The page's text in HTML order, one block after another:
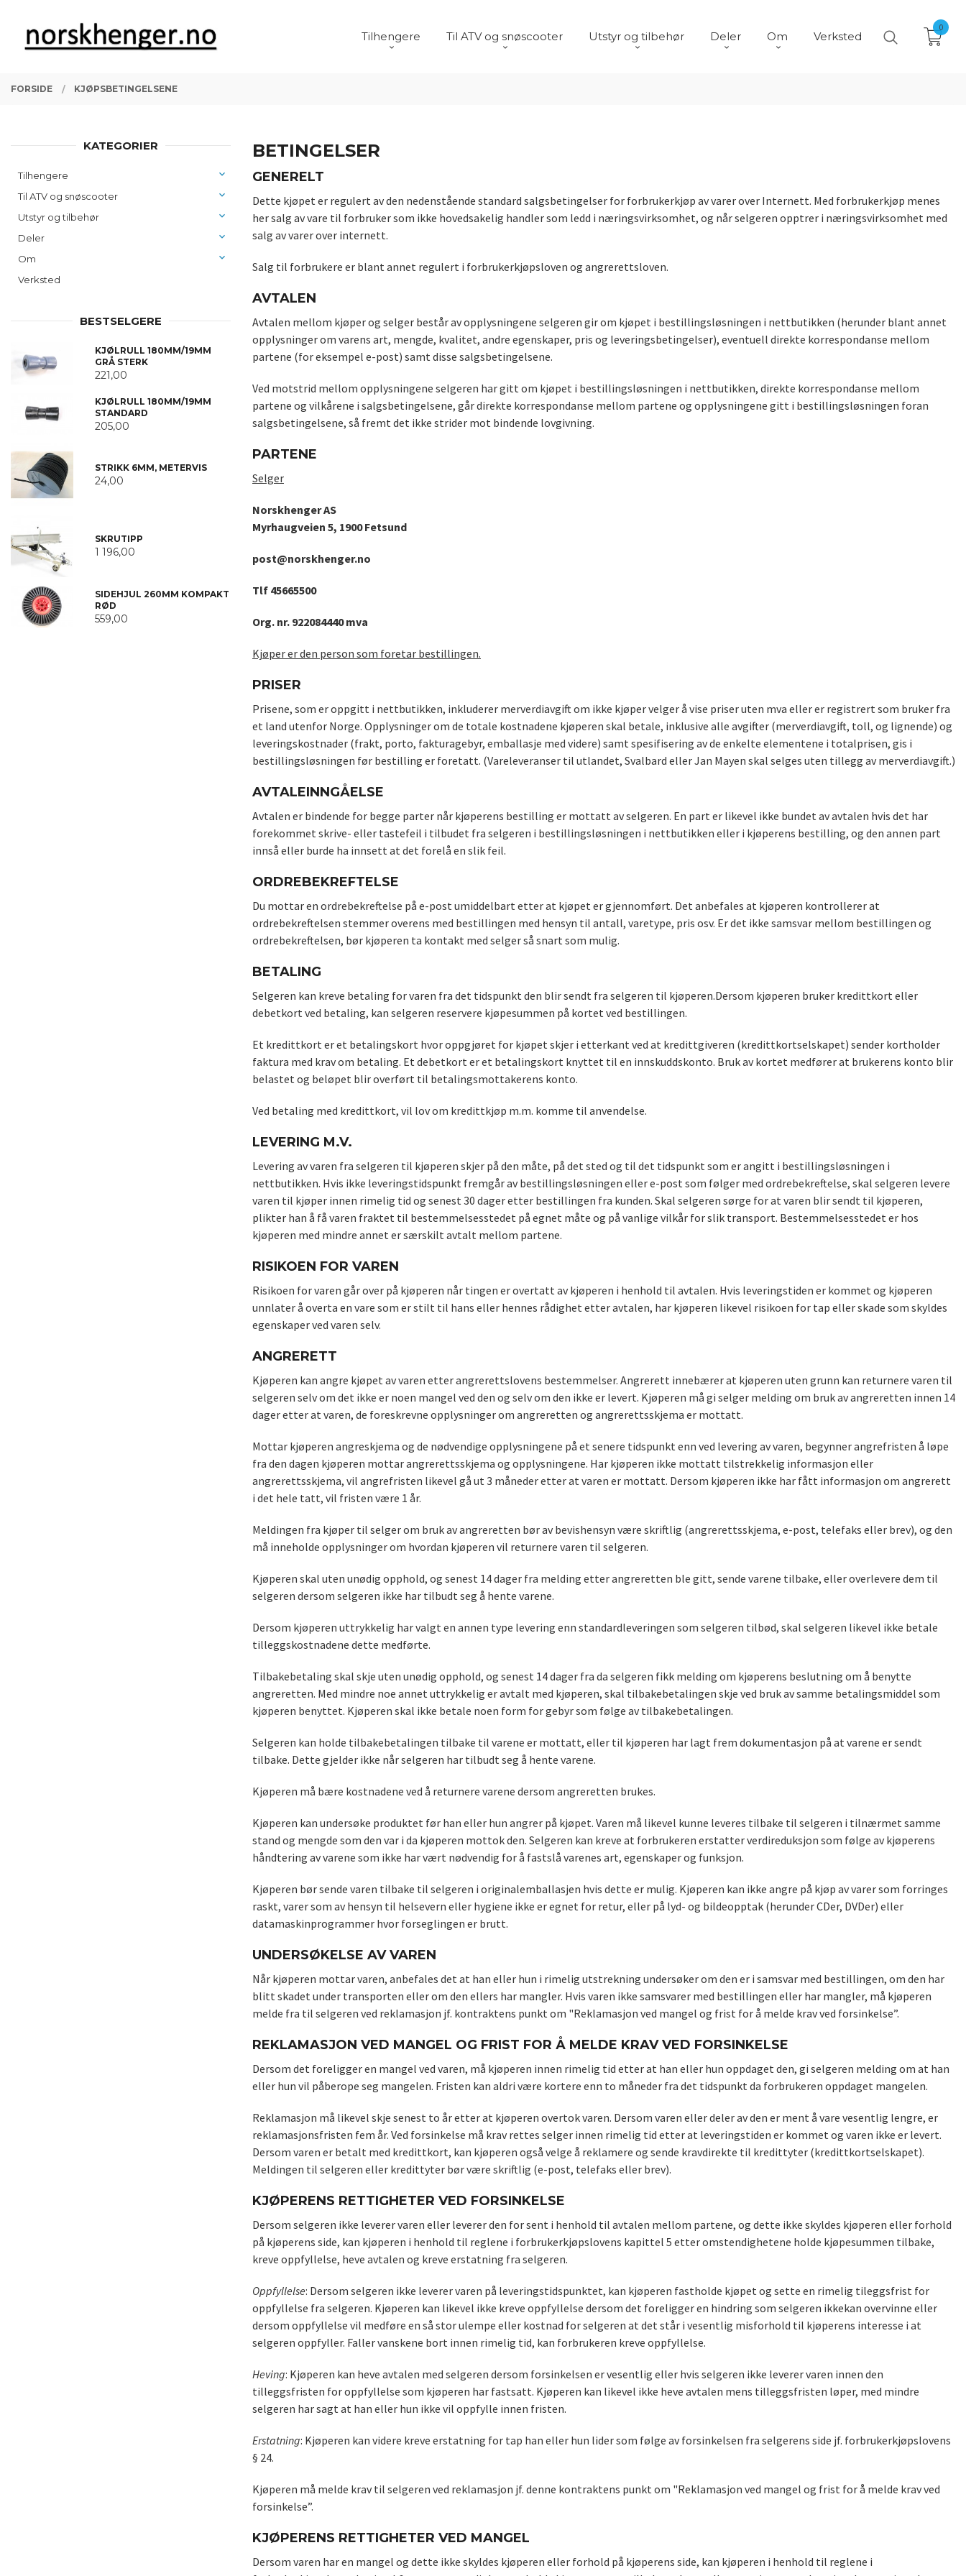
innholdet
PRODUKTER
Tilhengere Til ATV og snøscooter Utstyr og tilbehør Deler Om Verksted
0
FORSIDE KJØPSBETINGELSENE
BETINGELSER
GENERELT
Dette kjøpet er regulert av den nedenstående standard salgsbetingelser for forbrukerkjøp av varer over Internett. Med forbrukerkjøp menes
her salg av vare til forbruker som ikke hovedsakelig handler som ledd i næringsvirksomhet, og når selgeren opptrer i næringsvirksomhet med
salg av varer over internett.
Salg til forbrukere er blant annet regulert i forbrukerkjøpsloven og angrerettsloven.
AVTALEN
Avtalen mellom kjøper og selger består av opplysningene selgeren gir om kjøpet i bestillingsløsningen i nettbutikken (herunder blant annet
opplysninger om varens art, mengde, kvalitet, andre egenskaper, pris og leveringsbetingelser), eventuell direkte korrespondanse mellom
partene (for eksempel e-post) samt disse salgsbetingelsene.
Ved motstrid mellom opplysningene selgeren har gitt om kjøpet i bestillingsløsningen i nettbutikken, direkte korrespondanse mellom
partene og vilkårene i salgsbetingelsene, går direkte korrespondanse mellom partene og opplysningene gitt i bestillingsløsningen foran
salgsbetingelsene, så fremt det ikke strider mot bindende lovgivning.
PARTENE
Selger
Norskhenger AS
Myrhaugveien 5, 1900 Fetsund
post@norskhenger.no
Tlf 45665500
Org. nr. 922084440 mva
Kjøper er den person som foretar bestillingen.
PRISER
Prisene, som er oppgitt i nettbutikken, inkluderer merverdiavgift om ikke kjøper velger å vise priser uten mva eller er registrert som bruker fra
et land utenfor Norge. Opplysninger om de totale kostnadene kjøperen skal betale, inklusive alle avgifter (merverdiavgift, toll, og lignende) og
leveringskostnader (frakt, porto, fakturagebyr, emballasje med videre) samt spesifisering av de enkelte elementene i totalprisen, gis i
bestillingsløsningen før bestilling er foretatt. (Vareleveranser til utlandet, Svalbard eller Jan Mayen skal selges uten tillegg av merverdiavgift.)
AVTALEINNGÅELSE
Avtalen er bindende for begge parter når kjøperens bestilling er mottatt av selgeren. En part er likevel ikke bundet av avtalen hvis det har
forekommet skrive- eller tastefeil i tilbudet fra selgeren i bestillingsløsningen i nettbutikken eller i kjøperens bestilling, og den annen part
innså eller burde ha innsett at det forelå en slik feil.
ORDREBEKREFTELSE
Du mottar en ordrebekreftelse på e-post umiddelbart etter at kjøpet er gjennomført. Det anbefales at kjøperen kontrollerer at
ordrebekreftelsen stemmer overens med bestillingen med hensyn til antall, varetype, pris osv. Er det ikke samsvar mellom bestillingen og
ordrebekreftelsen, bør kjøperen ta kontakt med selger så snart som mulig.
BETALING
Selgeren kan kreve betaling for varen fra det tidspunkt den blir sendt fra selgeren til kjøperen.Dersom kjøperen bruker kredittkort eller
debetkort ved betaling, kan selgeren reservere kjøpesummen på kortet ved bestillingen.
Et kredittkort er et betalingskort hvor oppgjøret for kjøpet skjer i etterkant ved at kredittgiveren (kredittkortselskapet) sender kortholder
faktura med krav om betaling. Et debetkort er et betalingskort knyttet til en innskuddskonto. Bruk av kortet medfører at brukerens konto blir
belastet og beløpet blir overført til betalingsmottakerens konto.
Ved betaling med kredittkort, vil lov om kredittkjøp m.m. komme til anvendelse.
LEVERING M.V.
Levering av varen fra selgeren til kjøperen skjer på den måte, på det sted og til det tidspunkt som er angitt i bestillingsløsningen i
nettbutikken. Hvis ikke leveringstidspunkt fremgår av bestillingsløsningen eller e-post som følger med ordrebekreftelse, skal selgeren levere
varen til kjøper innen rimelig tid og senest 30 dager etter bestillingen fra kunden. Skal selgeren sørge for at varen blir sendt til kjøperen,
plikter han å få varen fraktet til bestemmelsesstedet på egnet måte og på vanlige vilkår for slik transport. Bestemmelsesstedet er hos
kjøperen med mindre annet er særskilt avtalt mellom partene.
RISIKOEN FOR VAREN
Risikoen for varen går over på kjøperen når tingen er overtatt av kjøperen i henhold til avtalen. Hvis leveringstiden er kommet og kjøperen
unnlater å overta en vare som er stilt til hans eller hennes rådighet etter avtalen, har kjøperen likevel risikoen for tap eller skade som skyldes
egenskaper ved varen selv.
ANGRERETT
Kjøperen kan angre kjøpet av varen etter angrerettslovens bestemmelser. Angrerett innebærer at kjøperen uten grunn kan returnere varen til
selgeren selv om det ikke er noen mangel ved den og selv om den ikke er levert. Kjøperen må gi selger melding om bruk av angreretten innen 14
dager etter at varen, de foreskrevne opplysninger om angreretten og angrerettsskjema er mottatt.
Mottar kjøperen angreskjema og de nødvendige opplysningene på et senere tidspunkt enn ved levering av varen, begynner angrefristen å løpe
fra den dagen kjøperen mottar angrerettsskjema og opplysningene. Har kjøperen ikke mottatt tilstrekkelig informasjon eller
angrerettsskjema, vil angrefristen likevel gå ut 3 måneder etter at varen er mottatt. Dersom kjøperen ikke har fått informasjon om angrerett
i det hele tatt, vil fristen være 1 år.
Meldingen fra kjøper til selger om bruk av angreretten bør av bevishensyn være skriftlig (angrerettsskjema, e-post, telefaks eller brev), og den
må inneholde opplysninger om hvordan kjøperen vil returnere varen til selgeren.
Kjøperen skal uten unødig opphold, og senest 14 dager fra melding etter angreretten ble gitt, sende varene tilbake, eller overlevere dem til
selgeren dersom selgeren ikke har tilbudt seg å hente varene.
Dersom kjøperen uttrykkelig har valgt en annen type levering enn standardleveringen som selgeren tilbød, skal selgeren likevel ikke betale
tilleggskostnadene dette medførte.
Tilbakebetaling skal skje uten unødig opphold, og senest 14 dager fra da selgeren fikk melding om kjøperens beslutning om å benytte
angreretten. Med mindre noe annet uttrykkelig er avtalt med kjøperen, skal tilbakebetalingen skje ved bruk av samme betalingsmiddel som
kjøperen benyttet. Kjøperen skal ikke betale noen form for gebyr som følge av tilbakebetalingen.
Selgeren kan holde tilbakebetalingen tilbake til varene er mottatt, eller til kjøperen har lagt frem dokumentasjon på at varene er sendt
tilbake. Dette gjelder ikke når selgeren har tilbudt seg å hente varene.
Kjøperen må bære kostnadene ved å returnere varene dersom angreretten brukes.
Kjøperen kan undersøke produktet før han eller hun angrer på kjøpet. Varen må likevel kunne leveres tilbake til selgeren i tilnærmet samme
stand og mengde som den var i da kjøperen mottok den. Selgeren kan kreve at forbrukeren erstatter verdireduksjon som følge av kjøperens
håndtering av varene som ikke har vært nødvendig for å fastslå varenes art, egenskaper og funksjon.
Kjøperen bør sende varen tilbake til selgeren i originalemballasjen hvis dette er mulig. Kjøperen kan ikke angre på kjøp av varer som forringes
raskt, varer som av hensyn til helsevern eller hygiene ikke er egnet for retur, eller på lyd- og bildeopptak (herunder CDer, DVDer) eller
datamaskinprogrammer hvor forseglingen er brutt.
UNDERSØKELSE AV VAREN
Når kjøperen mottar varen, anbefales det at han eller hun i rimelig utstrekning undersøker om den er i samsvar med bestillingen, om den har
blitt skadet under transporten eller om den ellers har mangler. Hvis varen ikke samsvarer med bestillingen eller har mangler, må kjøperen
melde fra til selgeren ved reklamasjon jf. kontraktens punkt om "Reklamasjon ved mangel og frist for å melde krav ved forsinkelse”.
REKLAMASJON VED MANGEL OG FRIST FOR Å MELDE KRAV VED FORSINKELSE
Dersom det foreligger en mangel ved varen, må kjøperen innen rimelig tid etter at han eller hun oppdaget den, gi selgeren melding om at han
eller hun vil påberope seg mangelen. Fristen kan aldri være kortere enn to måneder fra det tidspunkt da forbrukeren oppdaget mangelen.
Reklamasjon må likevel skje senest to år etter at kjøperen overtok varen. Dersom varen eller deler av den er ment å vare vesentlig lengre, er
reklamasjonsfristen fem år. Ved forsinkelse må krav rettes selger innen rimelig tid etter at leveringstiden er kommet og varen ikke er levert.
Dersom varen er betalt med kredittkort, kan kjøperen også velge å reklamere og sende kravdirekte til kredittyter (kredittkortselskapet).
Meldingen til selgeren eller kredittyter bør være skriftlig (e-post, telefaks eller brev).
KJØPERENS RETTIGHETER VED FORSINKELSE
Dersom selgeren ikke leverer varen eller leverer den for sent i henhold til avtalen mellom partene, og dette ikke skyldes kjøperen eller forhold
på kjøperens side, kan kjøperen i henhold til reglene i forbrukerkjøpslovens kapittel 5 etter omstendighetene holde kjøpesummen tilbake,
kreve oppfyllelse, heve avtalen og kreve erstatning fra selgeren.
Oppfyllelse: Dersom selgeren ikke leverer varen på leveringstidspunktet, kan kjøperen fastholde kjøpet og sette en rimelig tileggsfrist for
oppfyllelse fra selgeren. Kjøperen kan likevel ikke kreve oppfyllelse dersom det foreligger en hindring som selgeren ikkekan overvinne eller
dersom oppfyllelse vil medføre en så stor ulempe eller kostnad for selgeren at det står i vesentlig misforhold til kjøperens interesse i at
selgeren oppfyller. Faller vanskene bort innen rimelig tid, kan forbrukeren kreve oppfyllelse.
Heving: Kjøperen kan heve avtalen med selgeren dersom forsinkelsen er vesentlig eller hvis selgeren ikke leverer varen innen den
tilleggsfristen for oppfyllelse som kjøperen har fastsatt. Kjøperen kan likevel ikke heve avtalen mens tilleggsfristen løper, med mindre
selgeren har sagt at han eller hun ikke vil oppfylle innen fristen.
Erstatning: Kjøperen kan videre kreve erstatning for tap han eller hun lider som følge av forsinkelsen fra selgerens side jf. forbrukerkjøpslovens
§ 24.
Kjøperen må melde krav til selgeren ved reklamasjon jf. denne kontraktens punkt om "Reklamasjon ved mangel og frist for å melde krav ved
forsinkelse”.
KJØPERENS RETTIGHETER VED MANGEL
Dersom varen har en mangel og dette ikke skyldes kjøperen eller forhold på kjøperens side, kan kjøperen i henhold til reglene i
KATEGORIER
Tilhengere
Til ATV og snøscooter
Utstyr og tilbehør
Deler
Om
Verksted
BESTSELGERE
KJØLRULL 180MM/19MM
GRÅ STERK
221,00
KJØLRULL 180MM/19MM
STANDARD
205,00
STRIKK 6MM, METERVIS
24,00
SKRUTIPP
1 196,00
SIDEHJUL 260MM KOMPAKT
RØD
559,00